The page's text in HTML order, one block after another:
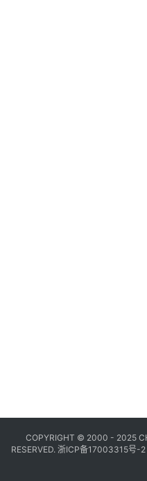
COPYRIGHT © 2000 - 2025
RESERVED. 浙ICP备17003315号-2